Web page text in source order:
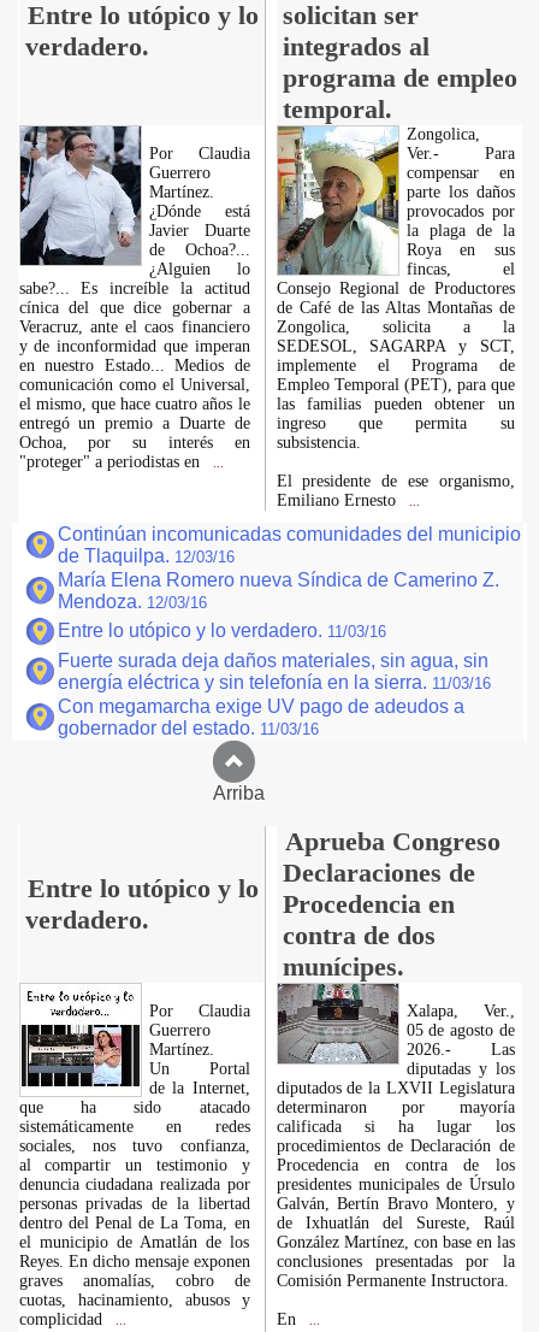
Entre lo utópico y lo
verdadero.
solicitan ser
integrados al
programa de empleo
temporal.
Por Claudia
Guerrero
Martínez.
¿Dónde está
Javier Duarte
de Ochoa?...
¿Alguien lo
sabe?... Es increíble la actitud
cínica del que dice gobernar a
Veracruz, ante el caos financiero
y de inconformidad que imperan
en nuestro Estado... Medios de
comunicación como el Universal,
el mismo, que hace cuatro años le
entregó un premio a Duarte de
Ochoa, por su interés en
"proteger" a periodistas en
Zongolica,
Ver.- Para
compensar en
parte los daños
provocados por
la plaga de la
Roya en sus
fincas, el
Consejo Regional de Productores
de Café de las Altas Montañas de
Zongolica, solicita a la
SEDESOL, SAGARPA y SCT,
implemente el Programa de
Empleo Temporal (PET), para que
las familias pueden obtener un
ingreso que permita su
subsistencia.
El presidente de ese organismo,
Emiliano Ernesto
Continúan incomunicadas comunidades del municipio
de Tlaquilpa. 12/03/16
María Elena Romero nueva Síndica de Camerino Z.
Mendoza. 12/03/16
Entre lo utópico y lo verdadero. 11/03/16
Fuerte surada deja daños materiales, sin agua, sin
energía eléctrica y sin telefonía en la sierra. 11/03/16
Con megamarcha exige UV pago de adeudos a
gobernador del estado. 11/03/16
Arriba
Entre lo utópico y lo
verdadero.
Aprueba Congreso
Declaraciones de
Procedencia en
contra de dos
munícipes.
Por Claudia
Guerrero
Martínez.
​Un Portal
de la Internet,
que ha sido atacado
sistemáticamente en redes
sociales, nos tuvo confianza,
al compartir un testimonio y
denuncia ciudadana realizada por
personas privadas de la libertad
dentro del Penal de La Toma, en
el municipio de Amatlán de los
Reyes. En dicho mensaje exponen
graves anomalías, cobro de
cuotas, hacinamiento, abusos y
complicidad
Xalapa, Ver.,
05 de agosto de
2026.- Las
diputadas y los
diputados de la LXVII Legislatura
determinaron por mayoría
calificada si ha lugar los
procedimientos de Declaración de
Procedencia en contra de los
presidentes municipales de Úrsulo
Galván, Bertín Bravo Montero, y
de Ixhuatlán del Sureste, Raúl
González Martínez, con base en las
conclusiones presentadas por la
Comisión Permanente Instructora.
En